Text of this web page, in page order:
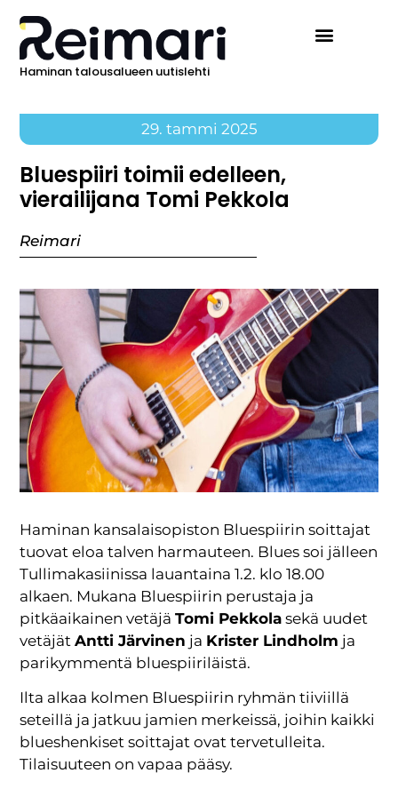
Haminan talousalueen uutislehti
29. tammi 2025
Bluespiiri toimii edelleen,
vierailijana Tomi Pekkola
Reimari
Haminan kansalaisopiston Bluespiirin soittajat
tuovat eloa talven harmauteen. Blues soi jälleen
Tullimakasiinissa lauantaina 1.2. klo 18.00
alkaen. Mukana Bluespiirin perustaja ja
pitkäaikainen vetäjäTomi Pekkola sekä uudet
vetäjätAntti Järvinen ja Krister Lindholm ja
parikymmentä bluespiiriläistä.
Ilta alkaa kolmen Bluespiirin ryhmän tiiviillä
seteillä ja jatkuu jamien merkeissä, joihin kaikki
blueshenkiset soittajat ovat tervetulleita.
Tilaisuuteen on vapaa pääsy.